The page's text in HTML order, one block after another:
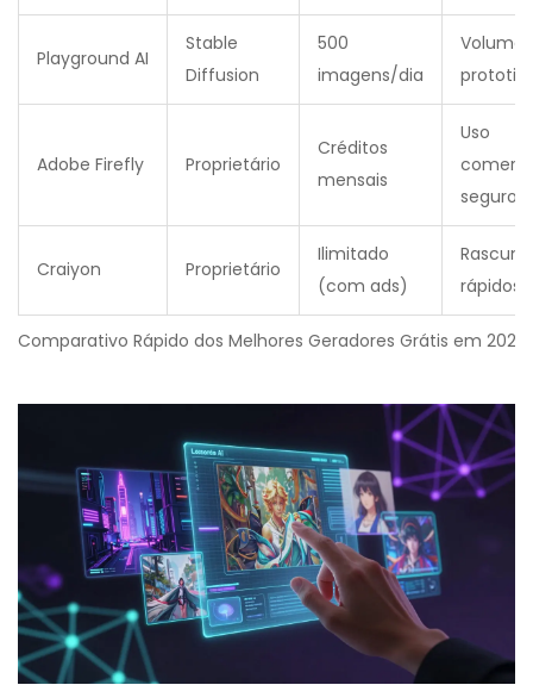
Comparativo Rápido dos Melhores Geradores Grátis em 2026
Playground AI
Stable
Diffusion
500
imagens/dia
Volume
Adobe Firefly Proprietário
Créditos
mensais
Uso
seguro
Craiyon Proprietário
Ilimitado
(com ads)
rápidos